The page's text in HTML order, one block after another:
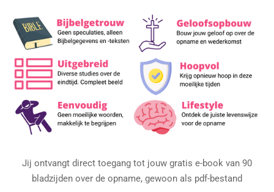
Jij ontvangt direct toegang tot jouw gratis e-book van 90
bladzijden over de opname, gewoon als pdf-bestand